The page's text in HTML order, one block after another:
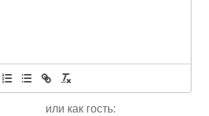
или как гость: